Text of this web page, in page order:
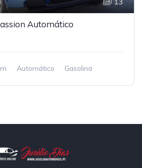
Automático
Automático Gasolina